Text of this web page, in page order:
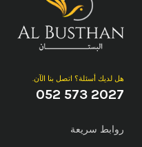
هل لديك أسئلة؟ اتصل بنا الآن.
052 573 2027
روابط سريعة